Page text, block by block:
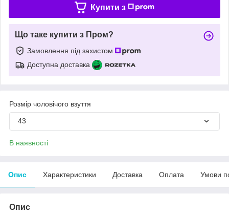
Купити з
Що таке купити з Пром?
Замовлення під захистом
Доступна доставка
Розмір чоловічого взуття
43
В наявності
Опис Характеристики Доставка Оплата Умови
Опис